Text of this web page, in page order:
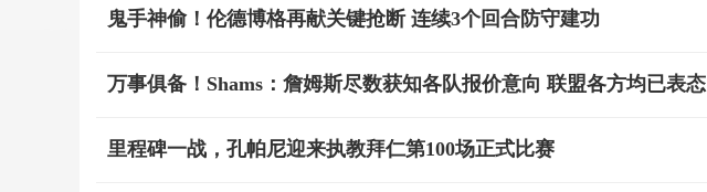
鬼手神偷！伦德博格再献关键抢断 连续3个回合防守建功
万事俱备！Shams：詹姆斯尽数获知各队报价意向 联盟各方均已表态
里程碑一战，孔帕尼迎来执教拜仁第100场正式比赛